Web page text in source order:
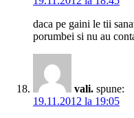
daca pe gaini le tii
porumbei si nu au
vali. spune:
19.11.2012 la 19:05